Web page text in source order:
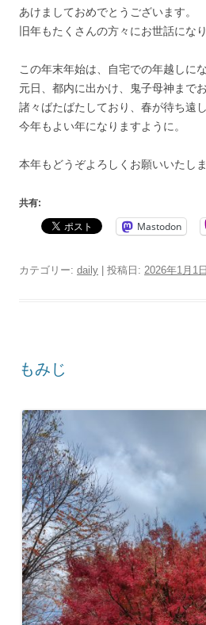
あけましておめでとうございます。
旧年もたくさんの方々にお世話にな
この年末年始は、自宅での年越しに
元日、都内に出かけ、鬼子母神まで
諸々ばたばたしており、春が待ち遠し
今年もよい年になりますように。
本年もどうぞよろしくお願いいたしま
共有:
Mastodon
カテゴリー: daily | 投稿日: 2026年1月1日
もみじ